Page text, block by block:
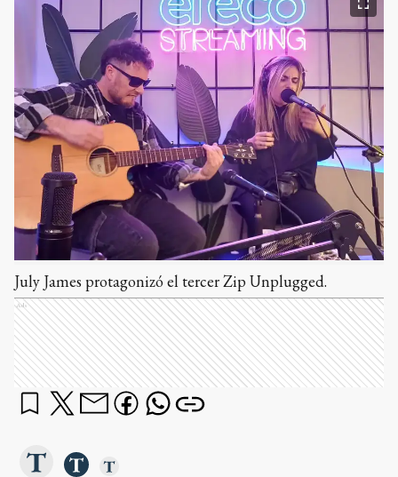
July James protagonizó el tercer Zip Unplugged.
Ads